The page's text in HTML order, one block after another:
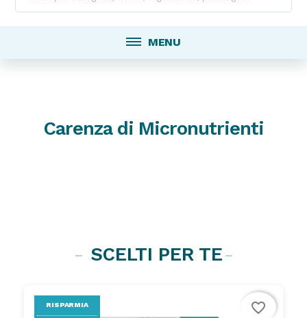
MENU
Carenza di Micronutrienti
SCELTI PER TE
RISPARMIA favorite_border